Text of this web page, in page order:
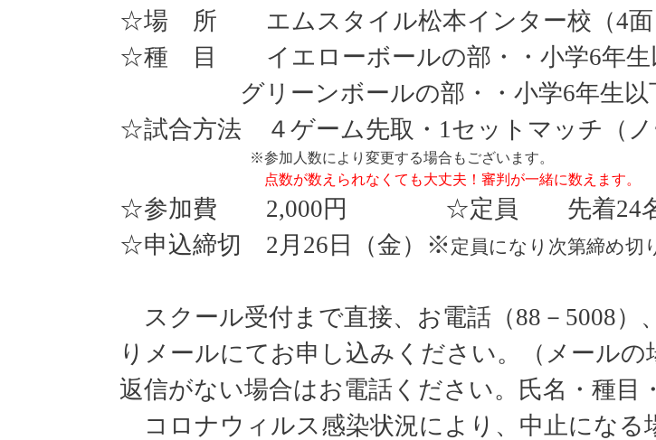
☆場 所 エムスタイル松本インター校（4面
☆種 目 イエローボールの部・・小学6年
グリーンボールの部・・小学6年生以
☆試合方法 ４ゲーム先取・ 1セットマッチ（ノ
※参加人数により変更する場合もございます。
点数が数えられなくても大丈夫！審判が一緒に数えます。
☆参加費 2,000円 ☆定員 先着24
☆申込締切 2 月 26 日（金）※ 定員になり次第締め切
スクール受付まで直接、お電話（88 － 5008）
りメールにてお申し込みください。（メールの
返信がない場合はお電話ください。氏名・種目
コロナウィルス感染状況により、中止にな